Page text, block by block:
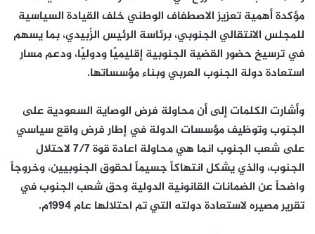
مؤكدة أهمية تعزيز الاصطفاف الوطني خلف القيادة السياسية
للمجلس الانتقالي الجنوبي، برئاسة الرئيس الزُبيدي، بما يسهم
في ترسيخ حضور القضية الجنوبية إقليميًا ودوليًا، ودعم مسار
استعادة دولة الجنوب العربي وبناء مؤسساتها.
وأشارت الكلمات إلى أن محاولة فرض الوصاية السعودية على
الجنوب وتوظيف مؤسسات الدولة في إطار فرض واقع سياسي
على شعب الجنوب انما هي محاولة اعادة قوة 7/7 لاحتلال
الجنوب، والذي يشكل انتهاكاً جسيماً لحقوق الجنوبيين، وخروجاً
واضحاً عن الضمانات القانونية الدولية وحق شعب الجنوب في
تقرير مصيره لاستعادة دولته التي تم احتلالها عام 1994م.